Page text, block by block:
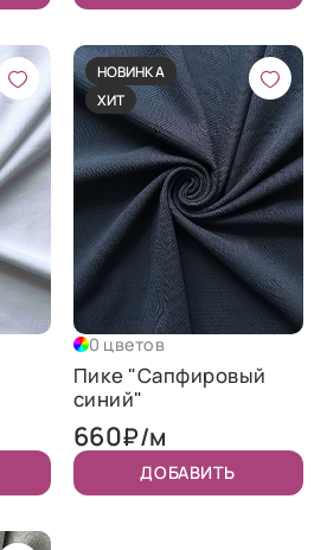
НОВИНКА
ХИТ
0 цветов
Пике "Сапфировый
синий"
660₽/м
ДОБАВИТЬ